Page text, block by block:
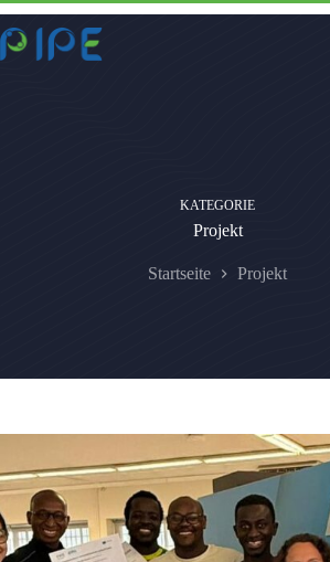
Zum
Inhalt
springen
KATEGORIE
Projekt
Startseite Projekt